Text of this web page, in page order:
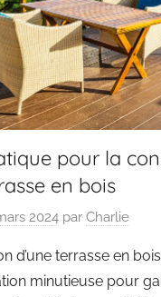
pour la
en bois
2024 par Charlie
d’une terrasse en
minutieuse pour